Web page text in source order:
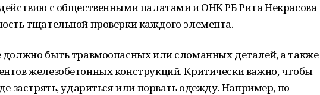
с общественными палатами и ОНК РБ Рита Некрасова
тщательной проверки каждого элемента.
быть травмоопасных или сломанных деталей, а также
железобетонных конструкций. Критически важно, чтобы
застрять, удариться или порвать одежду. Например, по